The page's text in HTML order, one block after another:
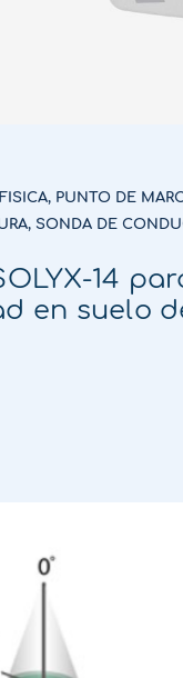
, PUNTO DE
, SONDA DE
14
en suelo